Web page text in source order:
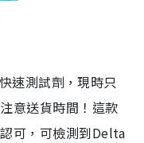
速測試劑，現時只
意送貨時間！這款
可，可檢測到Delta